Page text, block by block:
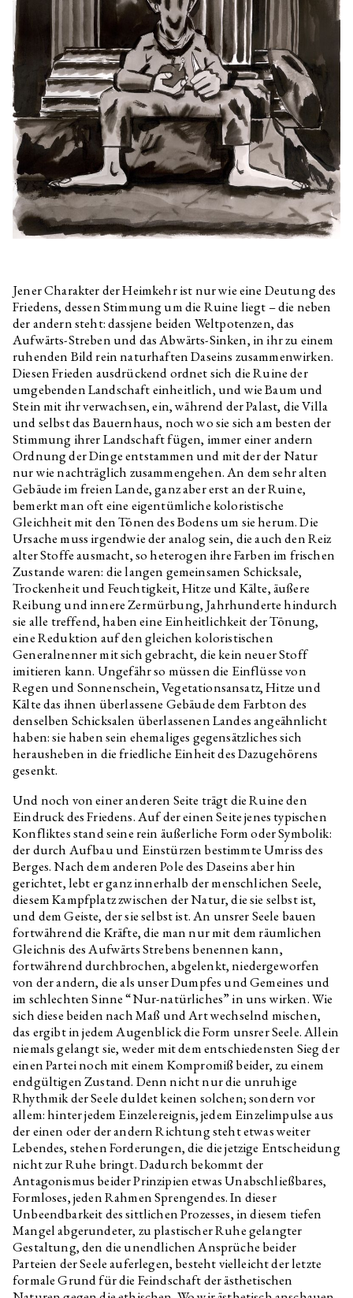
Jener Charakter der Heimkehr ist nur wie eine Deutung des
Friedens, dessen Stimmung um die Ruine liegt – die neben
der andern steht: dassjene beiden Weltpotenzen, das
Aufwärts-Streben und das Abwärts-Sinken, in ihr zu einem
ruhenden Bild rein naturhaften Daseins zusammenwirken.
Diesen Frieden ausdrückend ordnet sich die Ruine der
umgebenden Landschaft einheitlich, und wie Baum und
Stein mit ihr verwachsen, ein, während der Palast, die Villa
und selbst das Bauernhaus, noch wo sie sich am besten der
Stimmung ihrer Landschaft fügen, immer einer andern
Ordnung der Dinge entstammen und mit der der Natur
nur wie nachträglich zusammengehen. An dem sehr alten
Gebäude im freien Lande, ganz aber erst an der Ruine,
bemerkt man oft eine eigentümliche koloristische
Gleichheit mit den Tönen des Bodens um sie herum. Die
Ursache muss irgendwie der analog sein, die auch den Reiz
alter Stoffe ausmacht, so heterogen ihre Farben im frischen
Zustande waren: die langen gemeinsamen Schicksale,
Trockenheit und Feuchtigkeit, Hitze und Kälte, äußere
Reibung und innere Zermürbung, Jahrhunderte hindurch
sie alle treffend, haben eine Einheitlichkeit der Tönung,
eine Reduktion auf den gleichen koloristischen
Generalnenner mit sich gebracht, die kein neuer Stoff
imitieren kann. Ungefähr so müssen die Einflüsse von
Regen und Sonnenschein, Vegetationsansatz, Hitze und
Kälte das ihnen überlassene Gebäude dem Farbton des
denselben Schicksalen überlassenen Landes angeähnlicht
haben: sie haben sein ehemaliges gegensätzliches sich
herausheben in die friedliche Einheit des Dazugehörens
gesenkt.
Und noch von einer anderen Seite trägt die Ruine den
Eindruck des Friedens. Auf der einen Seite jenes typischen
Konfliktes stand seine rein äußerliche Form oder Symbolik:
der durch Aufbau und Einstürzen bestimmte Umriss des
Berges. Nach dem anderen Pole des Daseins aber hin
gerichtet, lebt er ganz innerhalb der menschlichen Seele,
diesem Kampfplatz zwischen der Natur, die sie selbst ist,
und dem Geiste, der sie selbst ist. An unsrer Seele bauen
fortwährend die Kräfte, die man nur mit dem räumlichen
Gleichnis des Aufwärts Strebens benennen kann,
fortwährend durchbrochen, abgelenkt, niedergeworfen
von der andern, die als unser Dumpfes und Gemeines und
im schlechten Sinne “Nur-natürliches” in uns wirken. Wie
sich diese beiden nach Maß und Art wechselnd mischen,
das ergibt in jedem Augenblick die Form unsrer Seele. Allein
niemals gelangt sie, weder mit dem entschiedensten Sieg der
einen Partei noch mit einem Kompromiß beider, zu einem
endgültigen Zustand. Denn nicht nur die unruhige
Rhythmik der Seele duldet keinen solchen; sondern vor
allem: hinter jedem Einzelereignis, jedem Einzelimpulse aus
der einen oder der andern Richtung steht etwas weiter
Lebendes, stehen Forderungen, die die jetzige Entscheidung
nicht zur Ruhe bringt. Dadurch bekommt der
Antagonismus beider Prinzipien etwas Unabschließbares,
Formloses, jeden Rahmen Sprengendes. In dieser
Unbeendbarkeit des sittlichen Prozesses, in diesem tiefen
Mangel abgerundeter, zu plastischer Ruhe gelangter
Gestaltung, den die unendlichen Ansprüche beider
Parteien der Seele auferlegen, besteht vielleicht der letzte
formale Grund für die Feindschaft der ästhetischen